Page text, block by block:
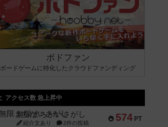
ボドファン
ボードゲームに特化したクラウドファンディング
アクセス数 急上昇中
574 PT
無限まちがいさがし
紹介文あり 2件の投稿